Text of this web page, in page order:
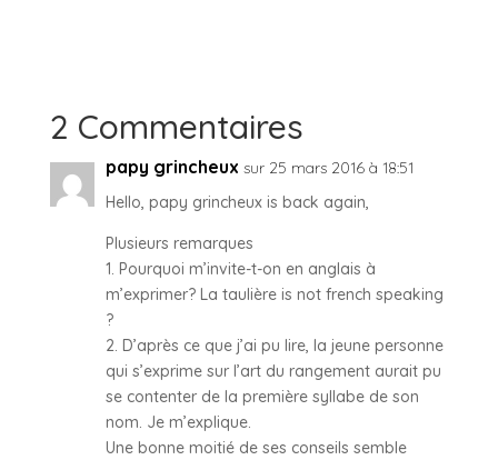
2 Commentaires
papy grincheux sur 25 mars 2016 à 18:51
Hello, papy grincheux is back again,
Plusieurs remarques
1. Pourquoi m’invite-t-on en anglais à
m’exprimer? La taulière is not french speaking
?
2. D’après ce que j’ai pu lire, la jeune personne
qui s’exprime sur l’art du rangement aurait pu
se contenter de la première syllabe de son
nom. Je m’explique.
Une bonne moitié de ses conseils semble